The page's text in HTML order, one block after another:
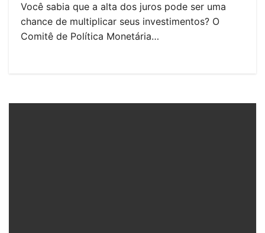
Você sabia que a alta dos juros pode ser uma
chance de multiplicar seus investimentos? O
Comitê de Política Monetária…